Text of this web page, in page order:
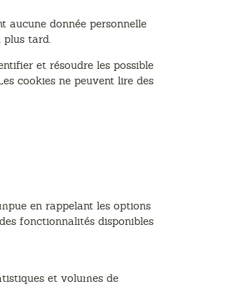
aucune donnée personnelle
plus tard.
et résoudre les possible
cookies ne peuvent lire des
en rappelant les options
fonctionnalités disponibles
et volumes de